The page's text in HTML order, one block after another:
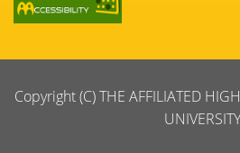
Copyright (C) THE AFFILIATED
UNIVERSITY